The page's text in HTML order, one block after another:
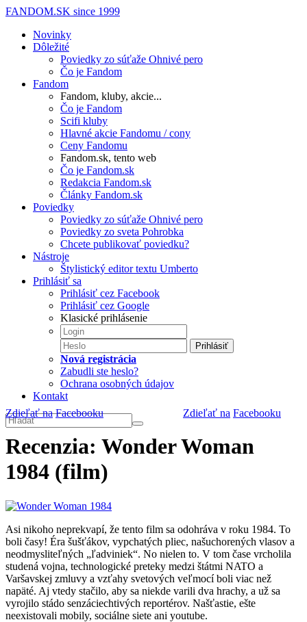
FANDOM.SK since 1999
Novinky
Dôležité
Poviedky zo súťaže Ohnivé pero
Čo je Fandom
Fandom
Fandom, kluby, akcie...
Čo je Fandom
Scifi kluby
Hlavné akcie Fandomu / cony
Ceny Fandomu
Fandom.sk, tento web
Čo je Fandom.sk
Redakcia Fandom.sk
Články Fandom.sk
Poviedky
Poviedky zo súťaže Ohnivé pero
Poviedky zo sveta Pohrobka
Chcete publikovať poviedku?
Nástroje
Štylistický editor textu Umberto
Prihlásiť sa
Prihlásiť cez Facebook
Prihlásiť cez Google
Klasické prihlásenie
Prihlásiť
Nová registrácia
Zabudli ste heslo?
Ochrana osobných údajov
Kontakt
Zdieľať na Facebooku
Zdieľať na Facebooku
Recenzia: Wonder Woman
1984 (film)
Asi nikoho neprekvapí, že tento film sa odohráva v roku 1984. To
boli časy! Éra šušťákov, vypchatých pliec, našuchorených vlasov a
neodmysliteľných „ľadviniek“. No nielen to. V tom čase vrcholila
studená vojna, technologické preteky medzi štátmi NATO a
Varšavskej zmluvy a vzťahy svetových veľmocí boli viac než
napäté. Aj vtedy stačilo, aby sa niekde varili dva hrachy, a už sa
vyrojilo stádo senzáciechtivých reportérov. Našťastie, ešte
neexistovali mobily, sociálne siete ani youtube.